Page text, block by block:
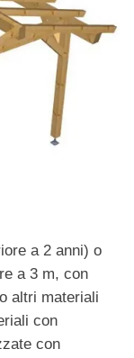
a 2 anni) o
a 3 m, con
altri materiali
con
con